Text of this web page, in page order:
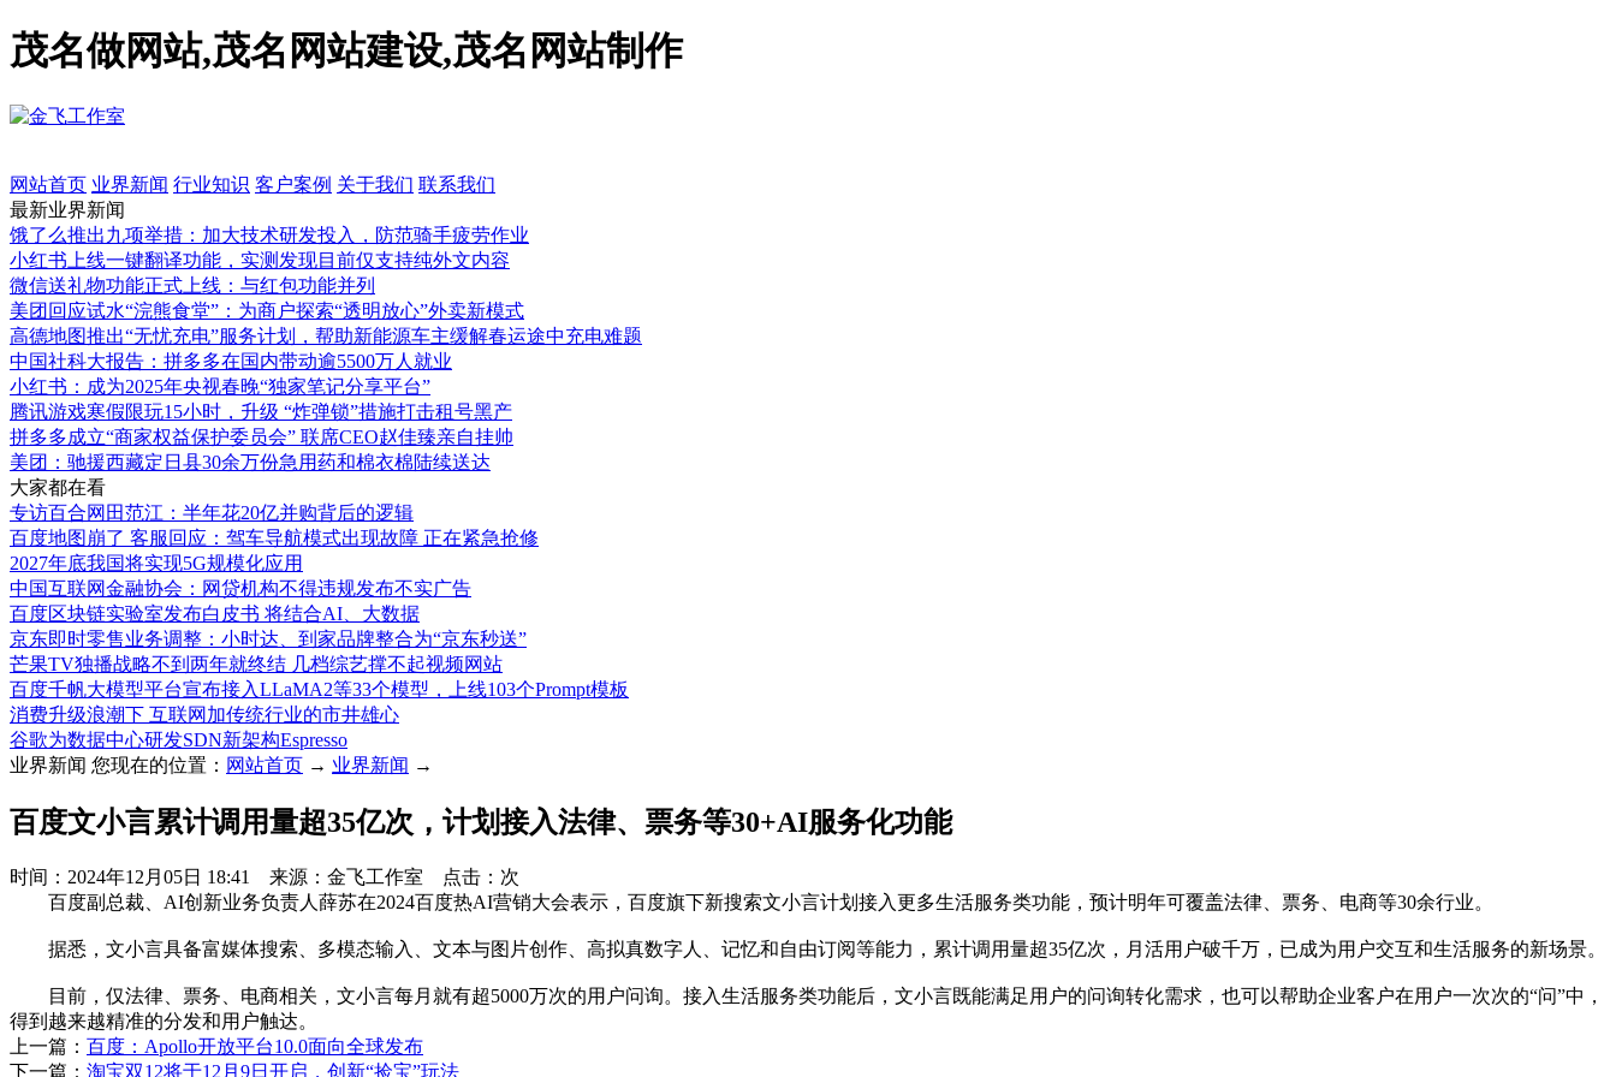
茂名做网站,茂名网站建设,茂名网站制作
网站首页 业界新闻 行业知识 客户案例 关于我们 联系我们
最新业界新闻
饿了么推出九项举措：加大技术研发投入，防范骑手疲劳作业
小红书上线一键翻译功能，实测发现目前仅支持纯外文内容
微信送礼物功能正式上线：与红包功能并列
美团回应试水“浣熊食堂”：为商户探索“透明放心”外卖新模式
高德地图推出“无忧充电”服务计划，帮助新能源车主缓解春运途中充电难题
中国社科大报告：拼多多在国内带动逾5500万人就业
小红书：成为2025年央视春晚“独家笔记分享平台”
腾讯游戏寒假限玩15小时，升级 “炸弹锁”措施打击租号黑产
拼多多成立“商家权益保护委员会” 联席CEO赵佳臻亲自挂帅
美团：驰援西藏定日县30余万份急用药和棉衣棉陆续送达
大家都在看
专访百合网田范江：半年花20亿并购背后的逻辑
百度地图崩了 客服回应：驾车导航模式出现故障 正在紧急抢修
2027年底我国将实现5G规模化应用
中国互联网金融协会：网贷机构不得违规发布不实广告
百度区块链实验室发布白皮书 将结合AI、大数据
京东即时零售业务调整：小时达、到家品牌整合为“京东秒送”
芒果TV独播战略不到两年就终结 几档综艺撑不起视频网站
百度千帆大模型平台宣布接入LLaMA2等33个模型，上线103个Prompt模板
消费升级浪潮下 互联网加传统行业的市井雄心
谷歌为数据中心研发SDN新架构Espresso
业界新闻 您现在的位置： 网站首页 → 业界新闻 →
百度文小言累计调用量超35亿次，计划接入法律、票务等30+AI服务化功能
时间：2024年12月05日 18:41 来源：金飞工作室 点击： 次
百度副总裁、AI创新业务负责人薛苏在2024百度热AI营销大会表示，百度旗下新搜索文小言计划接入更多生活服务类功能，预计明年可覆盖法律、票务、电商等30余行业。
据悉，文小言具备富媒体搜索、多模态输入、文本与图片创作、高拟真数字人、记忆和自由订阅等能力，累计调用量超35亿次，月活用户破千万，已成为用户交互和生活服务的新场景。
目前，仅法律、票务、电商相关，文小言每月就有超5000万次的用户问询。接入生活服务类功能后，文小言既能满足用户的问询转化需求，也可以帮助企业客户在用户一次次的“问”中，
得到越来越精准的分发和用户触达。
上一篇： 百度：Apollo开放平台10.0面向全球发布
下一篇： 淘宝双12将于12月9日开启，创新“捡宝”玩法